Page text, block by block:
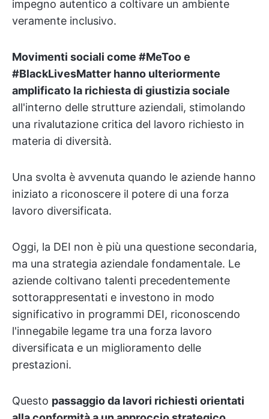
impegno autentico a coltivare un ambiente
veramente inclusivo.
Movimenti sociali come #MeToo e
#BlackLivesMatter hanno ulteriormente
amplificato la richiesta di giustizia sociale
all'interno delle strutture aziendali, stimolando
una rivalutazione critica del lavoro richiesto in
materia di diversità.
Una svolta è avvenuta quando le aziende hanno
iniziato a riconoscere il potere di una forza
lavoro diversificata.
Oggi, la DEI non è più una questione secondaria,
ma una strategia aziendale fondamentale. Le
aziende coltivano talenti precedentemente
sottorappresentati e investono in modo
significativo in programmi DEI, riconoscendo
l'innegabile legame tra una forza lavoro
diversificata e un miglioramento delle
prestazioni.
Questo passaggio da lavori richiesti orientati